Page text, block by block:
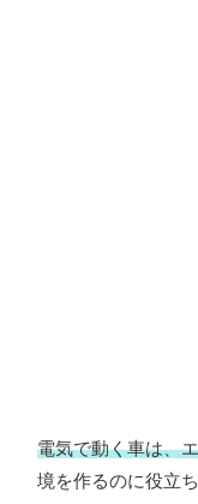
電気で動く車は、
境を作るのに役立